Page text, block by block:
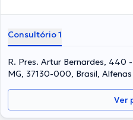
Consultório 1
R. Pres. Artur Bernardes, 440
MG, 37130-000, Brasil, Alfenas
Ver